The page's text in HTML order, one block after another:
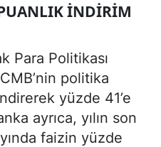
İNDIRIM
Para Politikası
politika
yüzde 41’e
ayrıca, yılın son
faizin yüzde